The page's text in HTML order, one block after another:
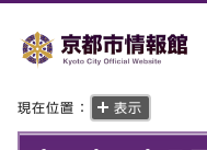
現在位置： 表示